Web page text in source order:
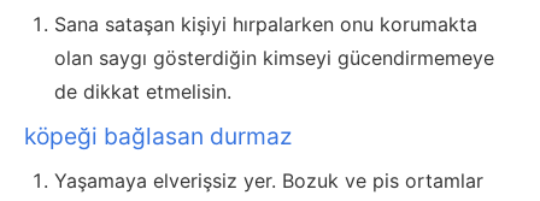
Sana sataşan kişiyi hırpalarken onu korumakta
olan saygı gösterdiğin kimseyi gücendirmemeye
de dikkat etmelisin.
köpeği bağlasan durmaz
Yaşamaya elverişsiz yer. Bozuk ve pis ortamlar